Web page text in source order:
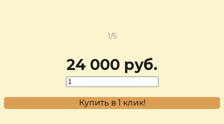
1/5
24 000 руб.
Купить в 1 клик!